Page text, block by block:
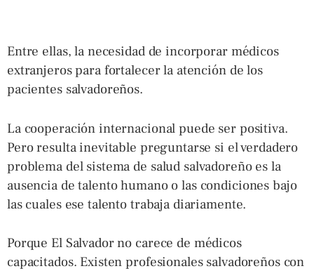
Entre ellas, la necesidad de incorporar médicos
extranjeros para fortalecer la atención de los
pacientes salvadoreños.
La cooperación internacional puede ser positiva.
Pero resulta inevitable preguntarse si el verdadero
problema del sistema de salud salvadoreño es la
ausencia de talento humano o las condiciones bajo
las cuales ese talento trabaja diariamente.
Porque El Salvador no carece de médicos
capacitados. Existen profesionales salvadoreños con